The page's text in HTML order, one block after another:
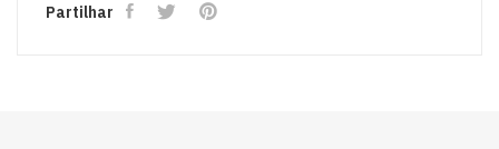
Partilhar